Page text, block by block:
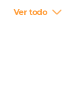
Ver todo